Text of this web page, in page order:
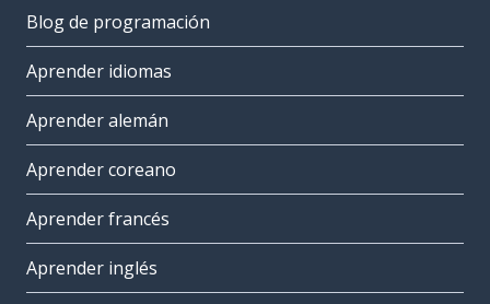
Blog de programación
Aprender idiomas
Aprender alemán
Aprender coreano
Aprender francés
Aprender inglés